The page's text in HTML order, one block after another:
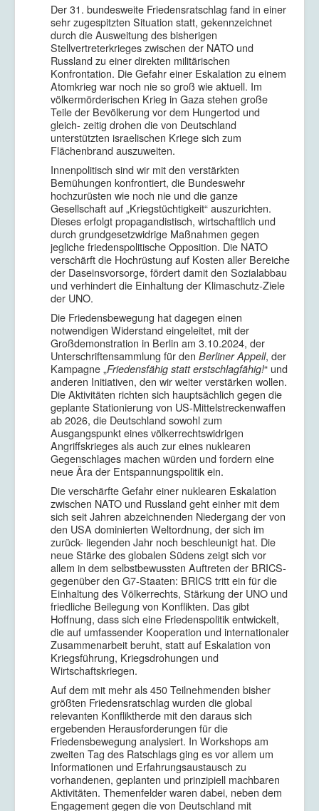
Der 31. bundesweite Friedensratschlag fand in einer
sehr zugespitzten Situation statt, gekennzeichnet
durch die Ausweitung des bisherigen
Stellvertreterkrieges zwischen der NATO und
Russland zu einer direkten militärischen
Konfrontation. Die Gefahr einer Eskalation zu einem
Atomkrieg war noch nie so groß wie aktuell. Im
völkermörderischen Krieg in Gaza stehen große
Teile der Bevölkerung vor dem Hungertod und
gleich- zeitig drohen die von Deutschland
unterstützten israelischen Kriege sich zum
Flächenbrand auszuweiten.
Innenpolitisch sind wir mit den verstärkten
Bemühungen konfrontiert, die Bundeswehr
hochzurüsten wie noch nie und die ganze
Gesellschaft auf „Kriegstüchtigkeit“ auszurichten.
Dieses erfolgt propagandistisch, wirtschaftlich und
durch grundgesetzwidrige Maßnahmen gegen
jegliche friedenspolitische Opposition. Die NATO
verschärft die Hochrüstung auf Kosten aller Bereiche
der Daseinsvorsorge, fördert damit den Sozialabbau
und verhindert die Einhaltung der Klimaschutz-Ziele
der UNO.
Die Friedensbewegung hat dagegen einen
notwendigen Widerstand eingeleitet, mit der
Großdemonstration in Berlin am 3.10.2024, der
Unterschriftensammlung für den Berliner Appell, der
Kampagne „Friedensfähig statt erstschlagfähig!“ und
anderen Initiativen, den wir weiter verstärken wollen.
Die Aktivitäten richten sich hauptsächlich gegen die
geplante Stationierung von US-Mittelstreckenwaffen
ab 2026, die Deutschland sowohl zum
Ausgangspunkt eines völkerrechtswidrigen
Angriffskrieges als auch zur eines nuklearen
Gegenschlages machen würden und fordern eine
neue Ära der Entspannungspolitik ein.
Die verschärfte Gefahr einer nuklearen Eskalation
zwischen NATO und Russland geht einher mit dem
sich seit Jahren abzeichnenden Niedergang der von
den USA dominierten Weltordnung, der sich im
zurück- liegenden Jahr noch beschleunigt hat. Die
neue Stärke des globalen Südens zeigt sich vor
allem in dem selbstbewussten Auftreten der BRICS-
gegenüber den G7-Staaten: BRICS tritt ein für die
Einhaltung des Völkerrechts, Stärkung der UNO und
friedliche Beilegung von Konflikten. Das gibt
Hoffnung, dass sich eine Friedenspolitik entwickelt,
die auf umfassender Kooperation und internationaler
Zusammenarbeit beruht, statt auf Eskalation von
Kriegsführung, Kriegsdrohungen und
Wirtschaftskriegen.
Auf dem mit mehr als 450 Teilnehmenden bisher
größten Friedensratschlag wurden die global
relevanten Konfliktherde mit den daraus sich
ergebenden Herausforderungen für die
Friedensbewegung analysiert. In Workshops am
zweiten Tag des Ratschlags ging es vor allem um
Informationen und Erfahrungsaustausch zu
vorhandenen, geplanten und prinzipiell machbaren
Aktivitäten. Themenfelder waren dabei, neben dem
Engagement gegen die von Deutschland mit